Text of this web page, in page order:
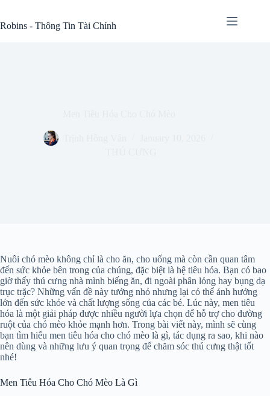
content
Robins - Thông Tin Tài Chính
Nuôi chó mèo không chỉ là cho ăn, cho uống mà còn cần quan tâm
đến sức khỏe bên trong của chúng, đặc biệt là hệ tiêu hóa. Bạn có bao
giờ thấy thú cưng nhà mình biếng ăn, đi ngoài phân lỏng hay bụng dạ
trục trặc? Những vấn đề này tưởng nhỏ nhưng lại có thể ảnh hưởng
lớn đến sức khỏe và chất lượng sống của các bé. Lúc này, men tiêu
hóa là một giải pháp được nhiều người lựa chọn để hỗ trợ cho đường
ruột của chó mèo khỏe mạnh hơn. Trong bài viết này, mình sẽ cùng
bạn tìm hiểu men tiêu hóa cho chó mèo là gì, tác dụng ra sao, khi nào
nên dùng và những lưu ý quan trọng để chăm sóc thú cưng thật tốt
nhé!
Men Tiêu Hóa Cho Chó Mèo Là Gì